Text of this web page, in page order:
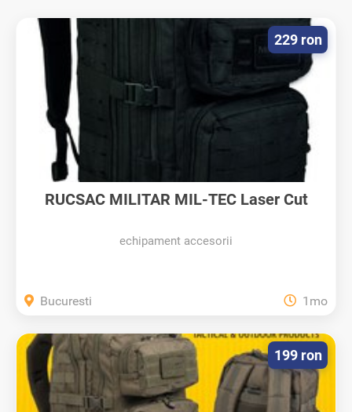
RUCSAC MILITAR MIL-TEC Laser Cut
echipament accesorii
229 ron
Bucuresti 1mo
199 ron